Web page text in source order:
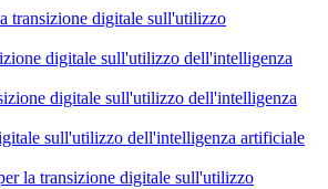
digitale sull'utilizzo
digitale sull'utilizzo dell'intelligenza
digitale sull'utilizzo dell'intelligenza
sull'utilizzo dell'intelligenza artificiale
la transizione digitale sull'utilizzo